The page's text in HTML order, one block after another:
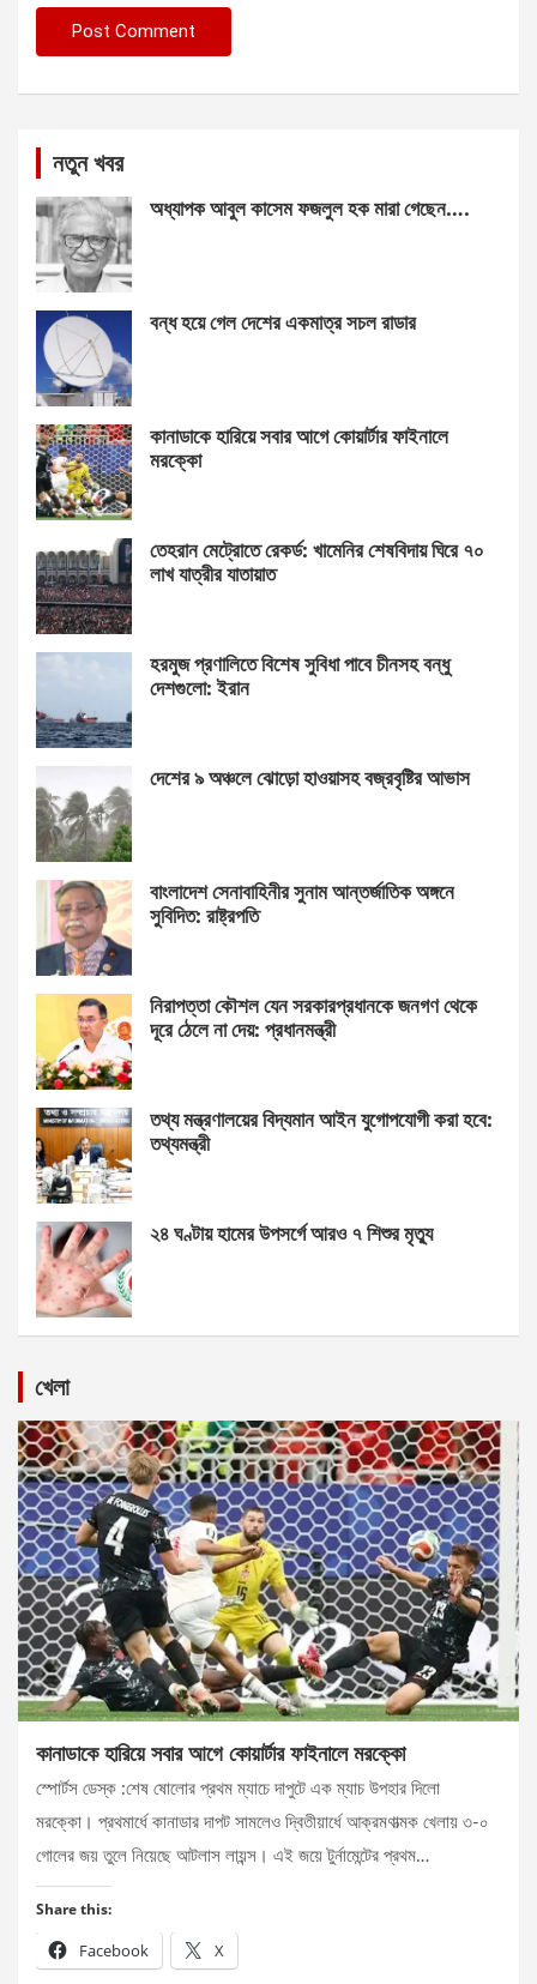
নতুন খবর
অধ্যাপক আবুল কাসেম ফজলুল হক মারা গেছেন….
বন্ধ হয়ে গেল দেশের একমাত্র সচল রাডার
কানাডাকে হারিয়ে সবার আগে কোয়ার্টার ফাইনালে
মরক্কো
তেহরান মেট্রোতে রেকর্ড: খামেনির শেষবিদায় ঘিরে ৭০
লাখ যাত্রীর যাতায়াত
হরমুজ প্রণালিতে বিশেষ সুবিধা পাবে চীনসহ বন্ধু
দেশগুলো: ইরান
দেশের ৯ অঞ্চলে ঝোড়ো হাওয়াসহ বজ্রবৃষ্টির আভাস
বাংলাদেশ সেনাবাহিনীর সুনাম আন্তর্জাতিক অঙ্গনে
সুবিদিত: রাষ্ট্রপতি
নিরাপত্তা কৌশল যেন সরকারপ্রধানকে জনগণ থেকে
দূরে ঠেলে না দেয়: প্রধানমন্ত্রী
তথ্য মন্ত্রণালয়ের বিদ্যমান আইন যুগোপযোগী করা হবে:
তথ্যমন্ত্রী
২৪ ঘণ্টায় হামের উপসর্গে আরও ৭ শিশুর মৃত্যু
খেলা
কানাডাকে হারিয়ে সবার আগে কোয়ার্টার ফাইনালে মরক্কো
স্পোর্টস ডেস্ক :শেষ ষোলোর প্রথম ম্যাচে দাপুটে এক ম্যাচ উপহার দিলো
মরক্কো। প্রথমার্ধে কানাডার দাপট সামলেও দ্বিতীয়ার্ধে আক্রমণাত্মক খেলায় ৩-০
গোলের জয় তুলে নিয়েছে আটলাস লায়ন্স। এই জয়ে টুর্নামেন্টের প্রথম…
Share this:
Facebook X